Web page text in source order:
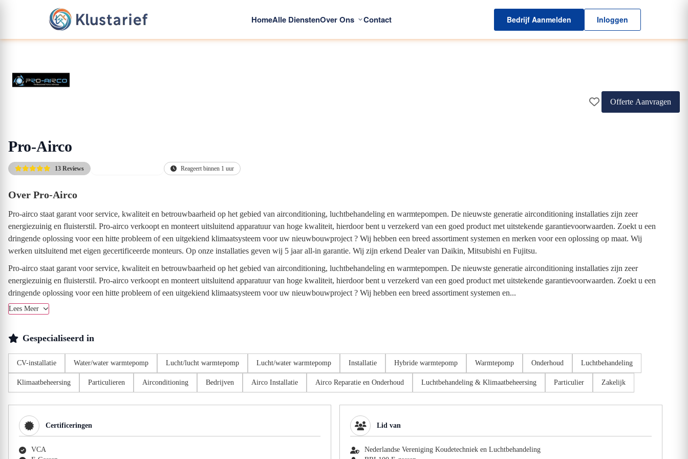
HomeAlle DienstenOver Ons Contact Bedrijf Aanmelden Inloggen
Offerte Aanvragen
Pro-Airco
13 Reviews Reageert binnen 1 uur
Over Pro-Airco
Pro-airco staat garant voor service, kwaliteit en betrouwbaarheid op het gebied van airconditioning, luchtbehandeling en warmtepompen. De nieuwste generatie airconditioning installaties zijn zeer
energiezuinig en fluisterstil. Pro-airco verkoopt en monteert uitsluitend apparatuur van hoge kwaliteit, hierdoor bent u verzekerd van een goed product met uitstekende garantievoorwaarden. Zoekt u een
dringende oplossing voor een hitte probleem of een uitgekiend klimaatsysteem voor uw nieuwbouwproject ? Wij hebben een breed assortiment systemen en merken voor een oplossing op maat. Wij
werken uitsluitend met eigen gecertificeerde monteurs. Op onze installaties geven wij 5 jaar all-in garantie. Wij zijn erkend Dealer van Daikin, Mitsubishi en Fujitsu.
Pro-airco staat garant voor service, kwaliteit en betrouwbaarheid op het gebied van airconditioning, luchtbehandeling en warmtepompen. De nieuwste generatie airconditioning installaties zijn zeer
energiezuinig en fluisterstil. Pro-airco verkoopt en monteert uitsluitend apparatuur van hoge kwaliteit, hierdoor bent u verzekerd van een goed product met uitstekende garantievoorwaarden. Zoekt u een
dringende oplossing voor een hitte probleem of een uitgekiend klimaatsysteem voor uw nieuwbouwproject ? Wij hebben een breed assortiment systemen en...
Lees Meer
Gespecialiseerd in
CV-installatie Water/water warmtepomp Lucht/lucht warmtepomp Lucht/water warmtepomp Installatie Hybride warmtepomp Warmtepomp Onderhoud Luchtbehandeling
Klimaatbeheersing Particulieren Airconditioning Bedrijven Airco Installatie Airco Reparatie en Onderhoud Luchtbehandeling & Klimaatbeheersing Particulier Zakelijk
Certificeringen
VCA
Lid van
Nederlandse Vereniging Koudetechniek en Luchtbehandeling